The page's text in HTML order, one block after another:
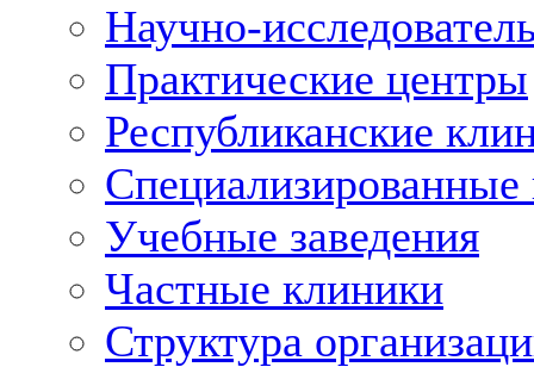
Научно-
Практические центры
Республиканские
Учебные заведения
Частные клиники
Структура